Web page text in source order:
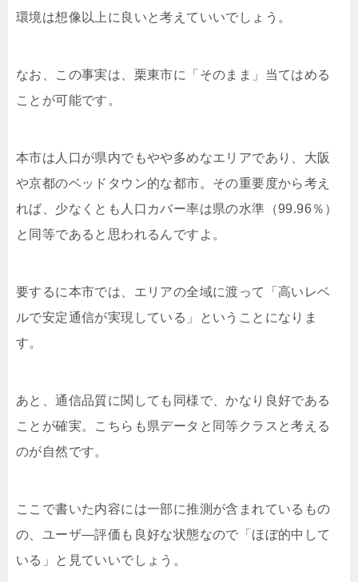
環境は想像以上に良いと考えていいでしょう。
なお、この事実は、栗東市に「そのまま」当てはめる
ことが可能です。
本市は人口が県内でもやや多めなエリアであり、大阪
や京都のベッドタウン的な都市。その重要度から考え
れば、少なくとも人口カバー率は県の水準（99.96％）
と同等であると思われるんですよ。
要するに本市では、エリアの全域に渡って「高いレベ
ルで安定通信が実現している」ということになりま
す。
あと、通信品質に関しても同様で、かなり良好である
ことが確実。こちらも県データと同等クラスと考える
のが自然です。
ここで書いた内容には一部に推測が含まれているもの
の、ユーザ―評価も良好な状態なので「ほぼ的中して
いる」と見ていいでしょう。